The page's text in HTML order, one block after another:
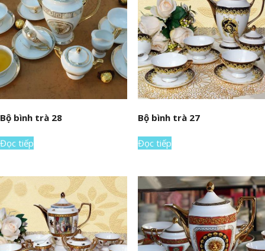
Bộ bình trà 28
Đọc tiếp
Bộ bình trà 27
Đọc tiếp